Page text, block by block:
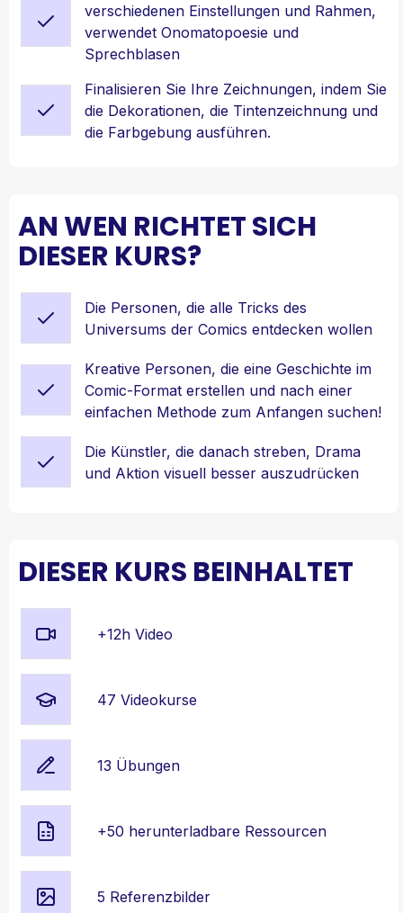
verschiedenen Einstellungen und Rahmen,
verwendet Onomatopoesie und
Sprechblasen
Finalisieren Sie Ihre Zeichnungen, indem Sie
die Dekorationen, die Tintenzeichnung und
die Farbgebung ausführen.
AN WEN RICHTET SICH
DIESER KURS?
Die Personen, die alle Tricks des
Universums der Comics entdecken wollen
Kreative Personen, die eine Geschichte im
Comic-Format erstellen und nach einer
einfachen Methode zum Anfangen suchen!
Die Künstler, die danach streben, Drama
und Aktion visuell besser auszudrücken
DIESER KURS BEINHALTET
+12h Video
47 Videokurse
13 Übungen
+50 herunterladbare Ressourcen
5 Referenzbilder